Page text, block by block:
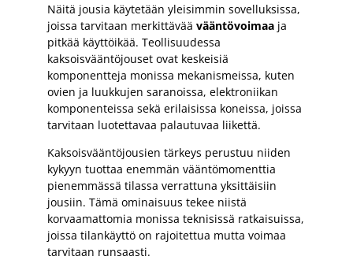
Näitä jousia käytetään yleisimmin sovelluksissa,
joissa tarvitaan merkittävää vääntövoimaa ja
pitkää käyttöikää. Teollisuudessa
kaksoisvääntöjouset ovat keskeisiä
komponentteja monissa mekanismeissa, kuten
ovien ja luukkujen saranoissa, elektroniikan
komponenteissa sekä erilaisissa koneissa, joissa
tarvitaan luotettavaa palautuvaa liikettä.
Kaksoisvääntöjousien tärkeys perustuu niiden
kykyyn tuottaa enemmän vääntömomenttia
pienemmässä tilassa verrattuna yksittäisiin
jousiin. Tämä ominaisuus tekee niistä
korvaamattomia monissa teknisissä ratkaisuissa,
joissa tilankäyttö on rajoitettua mutta voimaa
tarvitaan runsaasti.